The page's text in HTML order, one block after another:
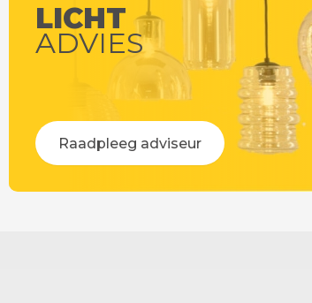
LICHT
ADVIES
Raadpleeg adviseur